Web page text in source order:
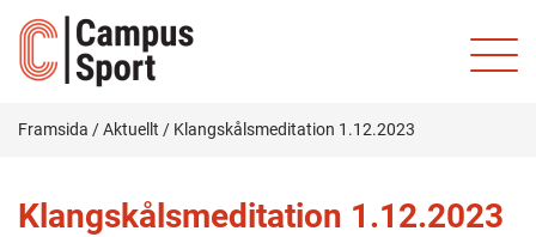
Framsida /Aktuellt / Klangskålsmeditation 1.12.2023
Klangskålsmeditation 1.12.2023